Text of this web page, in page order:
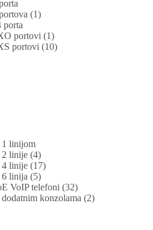
(1)
porta
portovi (1)
portovi (10)
1 linijom
2 linije (4)
4 linije (17)
6 linija (5)
VoIP telefoni (32)
dodatnim konzolama (2)